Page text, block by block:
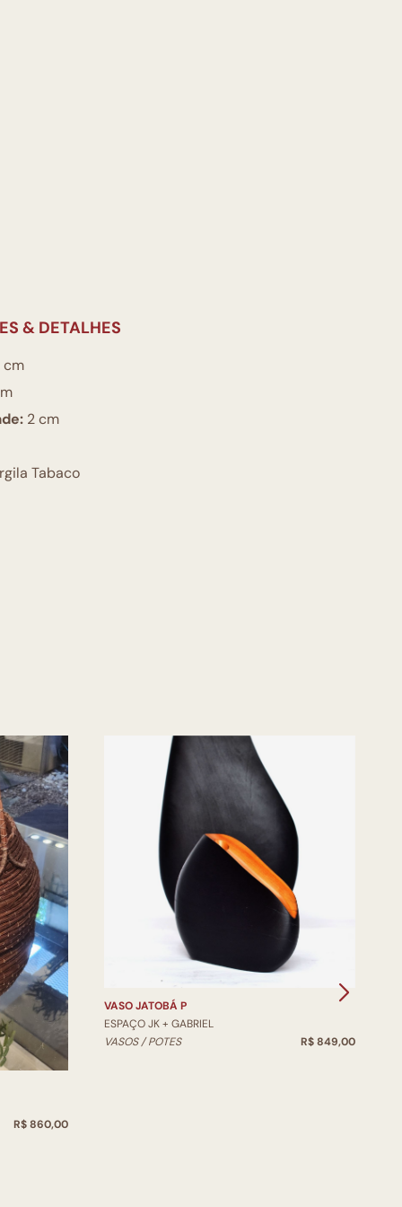
& DETALHES
cm
2 cm
Tabaco
R$ 860,00
VASO JATOBÁ P
ESPAÇO JK + GABRIEL
VASOS / POTES
R$ 849,00